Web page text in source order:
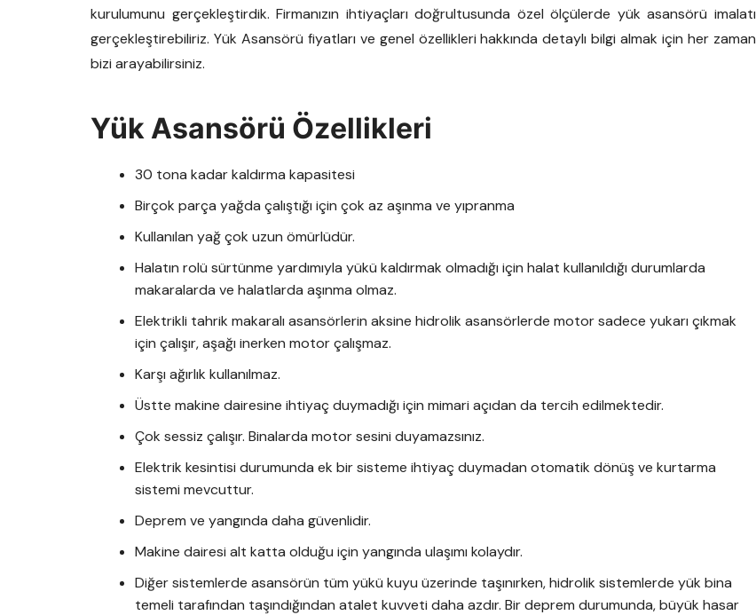
kurulumunu gerçekleştirdik. Firmanızın ihtiyaçları doğrultusunda özel ölçülerde yük asansörü imalatı
gerçekleştirebiliriz. Yük Asansörü fiyatları ve genel özellikleri hakkında detaylı bilgi almak için her zaman
bizi arayabilirsiniz.
Yük Asansörü Özellikleri
30 tona kadar kaldırma kapasitesi
Birçok parça yağda çalıştığı için çok az aşınma ve yıpranma
Kullanılan yağ çok uzun ömürlüdür.
Halatın rolü sürtünme yardımıyla yükü kaldırmak olmadığı için halat kullanıldığı durumlarda
makaralarda ve halatlarda aşınma olmaz.
Elektrikli tahrik makaralı asansörlerin aksine hidrolik asansörlerde motor sadece yukarı çıkmak
için çalışır, aşağı inerken motor çalışmaz.
Karşı ağırlık kullanılmaz.
Üstte makine dairesine ihtiyaç duymadığı için mimari açıdan da tercih edilmektedir.
Çok sessiz çalışır. Binalarda motor sesini duyamazsınız.
Elektrik kesintisi durumunda ek bir sisteme ihtiyaç duymadan otomatik dönüş ve kurtarma
sistemi mevcuttur.
Deprem ve yangında daha güvenlidir.
Makine dairesi alt katta olduğu için yangında ulaşımı kolaydır.
Diğer sistemlerde asansörün tüm yükü kuyu üzerinde taşınırken, hidrolik sistemlerde yük bina
temeli tarafından taşındığından atalet kuvveti daha azdır. Bir deprem durumunda, büyük hasar